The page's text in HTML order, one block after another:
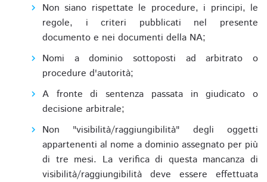
Non siano rispettate le procedure, i principi, le
regole, i criteri pubblicati nel presente
documento e nei documenti della NA;
Nomi a dominio sottoposti ad arbitrato o
procedure d'autorità;
A fronte di sentenza passata in giudicato o
decisione arbitrale;
Non "visibilità/raggiungibilità" degli oggetti
appartenenti al nome a dominio assegnato per più
di tre mesi. La verifica di questa mancanza di
visibilità/raggiungibilità deve essere effettuata